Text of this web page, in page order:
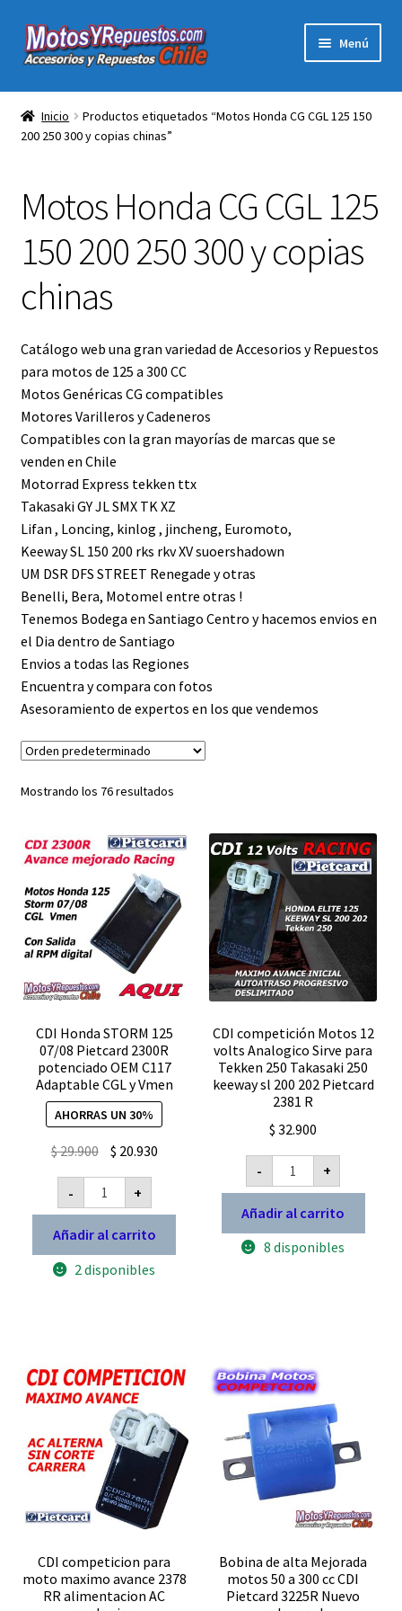
Ir
a
Ir
al
Menú
Acc y Rep Motocross Enduro
el
Electronica Para Motos
Herramientas Para Taller
Tienda Física Motosyrepuestos
FAQ Preguntas Frecuentes
Inicio
Productos etiquetados “Motos Honda CG CGL 125 150
200 250 300 y copias chinas”
Motos Honda CG CGL 125
150 200 250 300 y copias
chinas
Catálogo web una gran variedad de Accesorios y Repuestos
para motos de 125 a 300 CC
Motos Genéricas CG compatibles
Motores Varilleros y Cadeneros
Compatibles con la gran mayorías de marcas que se
venden en Chile
Motorrad Express tekken ttx
Takasaki GY JL SMX TK XZ
Lifan , Loncing, kinlog , jincheng, Euromoto,
Keeway SL 150 200 rks rkv XV suoershadown
UM DSR DFS STREET Renegade y otras
Benelli, Bera, Motomel entre otras !
Tenemos Bodega en Santiago Centro y hacemos envios en
el Dia dentro de Santiago
Envios a todas las Regiones
Encuentra y compara con fotos
Asesoramiento de expertos en los que vendemos
Mostrando los 76 resultados
CDI Honda STORM 125
07/08 Pietcard 2300R
potenciado OEM C117
Adaptable CGL y Vmen
AHORRAS UN 30%
$29.900 El
precio
original
era:
$ 29.900.
$ 20.930El
es:
-
CDI
Honda
STORM
125
07/08
Pietcard
2300R
Vmen
cantidad
+
Añadir al carrito
2 disponibles
CDI competición Motos 12
volts Analogico Sirve para
Tekken 250 Takasaki 250
keeway sl 200 202 Pietcard
2381 R
$ 32.900
-
CDI
competición
Motos
12
volts
Analogico
Sirve
202
Pietcard
2381
R
cantidad
+
Añadir al carrito
8 disponibles
CDI competicion para
moto maximo avance 2378
RR alimentacion AC
Bobina de alta Mejorada
motos 50 a 300 cc CDI
Pietcard 3225R Nuevo